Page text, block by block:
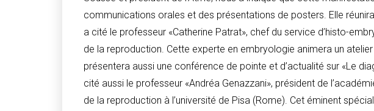
communications orales et des présentations de posters. Elle
a cité le professeur «Catherine Patrat», chef du service d’histo-
de la reproduction. Cette experte en embryologie animera un
présentera aussi une conférence de pointe et d’actualité sur «Le
cité aussi le professeur «Andréa Genazzani», président de
de la reproduction à l’université de Pisa (Rome). Cet éminent